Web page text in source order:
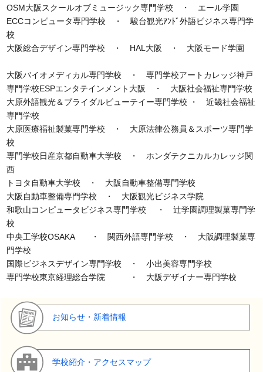
OSM大阪スクールオブミュージック専門学校 ・ エール学園
ECCコンピュータ専門学校 ・ 駿台観光ｱﾝﾄﾞ外語ビジネス専門学
校
大阪総合デザイン専門学校
・ HAL大阪 ・ 大阪モード学園
大阪バイオメディカル専門学校 ・ 専門学校アートカレッジ神戸
専門学校ESPエンタテインメント大阪 ・ 大阪社会福祉専門学校
大原外語観光＆ブライダルビューテイー専門学校 ・
近畿社会福祉
専門学校
大原医療福祉製菓専門学校 ・ 大原法律公務員＆スポーツ専門学
校
専門学校日産京都自動車大学校 ・ ホンダテクニカルカレッジ関
西
トヨタ自動車大学校 ・ 大阪自動車整備専門学校
大阪自動車整備専門学校 ・ 大阪観光ビジネス学院
和歌山コンピュータビジネス専門学校 ・ 辻学園調理製菓専門学
校
中央工学校OSAKA ・ 関西外語専門学校 ・ 大阪調理製菓専
門学校
国際ビジネスデザイン専門学校 ・ 小出美容専門学校
専門学校東京経理総合学院 ・ 大阪デザイナー専門学校
お知らせ・新着情報
学校紹介・アクセスマップ